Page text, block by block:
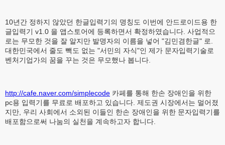
10년간 정하지 않았던 한글입력기의 명칭도 이번에 안드로이드용 한
글입력기 v1.0 을 앱스토어에 등록하면서 확정하였습니다. 사업적으
로는 무모한 것을 잘 알지만 발명자의 이름을 넣어 "김민겸한글" 로.
대한민국에서 줄도 빽도 없는 "서민의 자식"인 제가 문자입력기술로
벤처기업가의 꿈을 꾸는 것은 무모했나 봅니다.
http://cafe.naver.com/simplecode 카페를 통해 한손 장애인을 위한
pc용 입력기를 무료로 배포하고 있습니다. 제도권 시장에서는 멀어졌
지만, 우리 사회에서 소외된 이들인 한손 장애인을 위한 문자입력기를
배포함으로써 나눔의 실천을 계속하고자 합니다.